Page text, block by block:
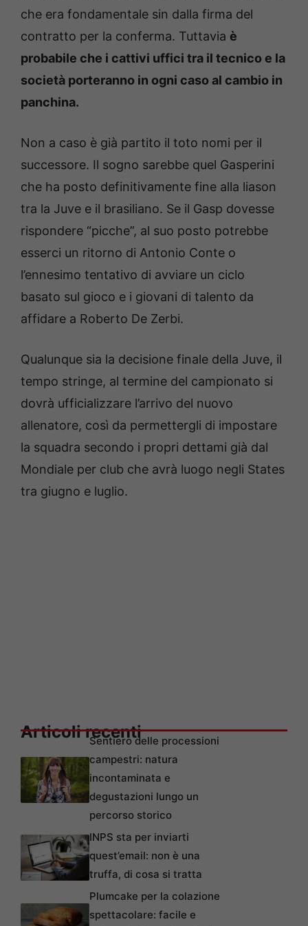
che era fondamentale sin dalla firma del
contratto per la conferma. Tuttavia è
probabile che i cattivi uffici tra il tecnico e la
società porteranno in ogni caso al cambio in
panchina.
Non a caso è già partito il toto nomi per il
successore. Il sogno sarebbe quel Gasperini
che ha posto definitivamente fine alla liason
tra la Juve e il brasiliano. Se il Gasp dovesse
rispondere “picche”, al suo posto potrebbe
esserci un ritorno di Antonio Conte o
l’ennesimo tentativo di avviare un ciclo
basato sul gioco e i giovani di talento da
affidare a Roberto De Zerbi.
Qualunque sia la decisione finale della Juve, il
tempo stringe, al termine del campionato si
dovrà ufficializzare l’arrivo del nuovo
allenatore, così da permettergli di impostare
la squadra secondo i propri dettami già dal
Mondiale per club che avrà luogo negli States
tra giugno e luglio.
Articoli recentiSentiero delle processioni
campestri: natura
incontaminata e
degustazioni lungo un
percorso storico
INPS sta per inviarti
quest’email: non è una
truffa, di cosa si tratta
Plumcake per la colazione
spettacolare: facile e